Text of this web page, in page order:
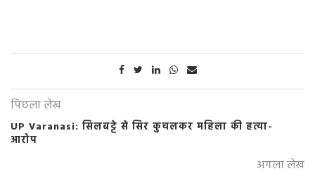
पिछला लेख
UP Varanasi: सिलबट्टे से सिर कुचलकर महिला की हत्या-
आरोप
अगला लेख